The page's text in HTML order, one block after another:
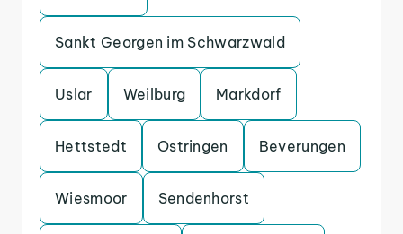
Sankt Georgen im Schwarzwald
Uslar Weilburg Markdorf
Hettstedt Ostringen Beverungen
Wiesmoor Sendenhorst